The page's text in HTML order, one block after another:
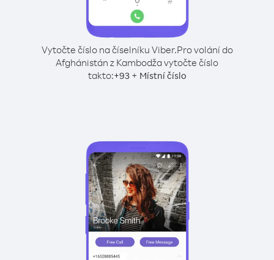
Vytočte číslo na číselníku Viber.Pro volání do
Afghánistán z Kambodža vytočte číslo
takto:+93+ Místní číslo